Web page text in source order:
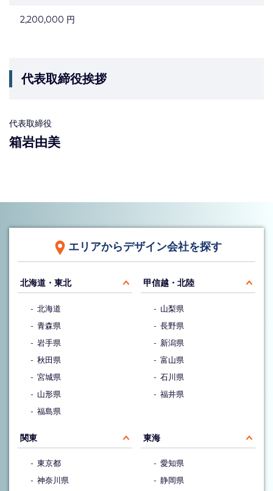
2,200,000 円
代表取締役挨拶
代表取締役
箱岩由美
エリアからデザイン会社を探す
北海道・東北
北海道
青森県
岩手県
秋田県
宮城県
山形県
福島県
甲信越・北陸
山梨県
長野県
新潟県
富山県
石川県
福井県
関東
東京都
神奈川県
東海
愛知県
静岡県